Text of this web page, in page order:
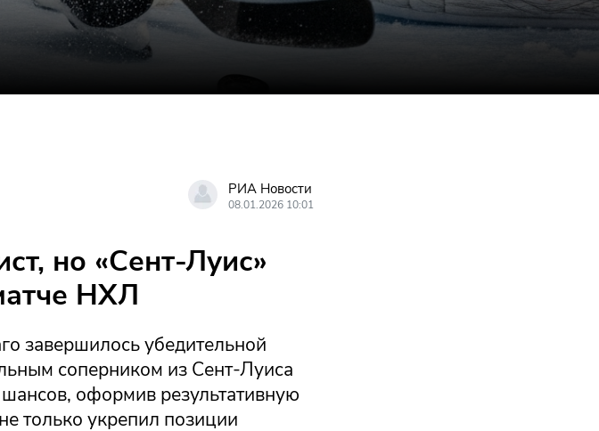
РИА Новости
08.01.2026 10:01
но «Сент-Луис»
НХЛ
завершилось убедительной
соперником из Сент-Луиса
оформив результативную
только укрепил позиции